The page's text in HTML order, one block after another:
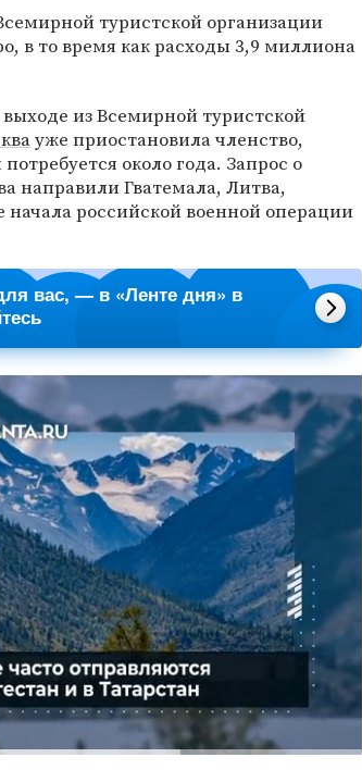
туристской организации
в то время как расходы 3,9 миллиона
выходе из Всемирной туристской
уже приостановила членство,
около года. Запрос о
направили Гватемала, Литва,
российской военной операции
вас, — в «Ленте дня» в